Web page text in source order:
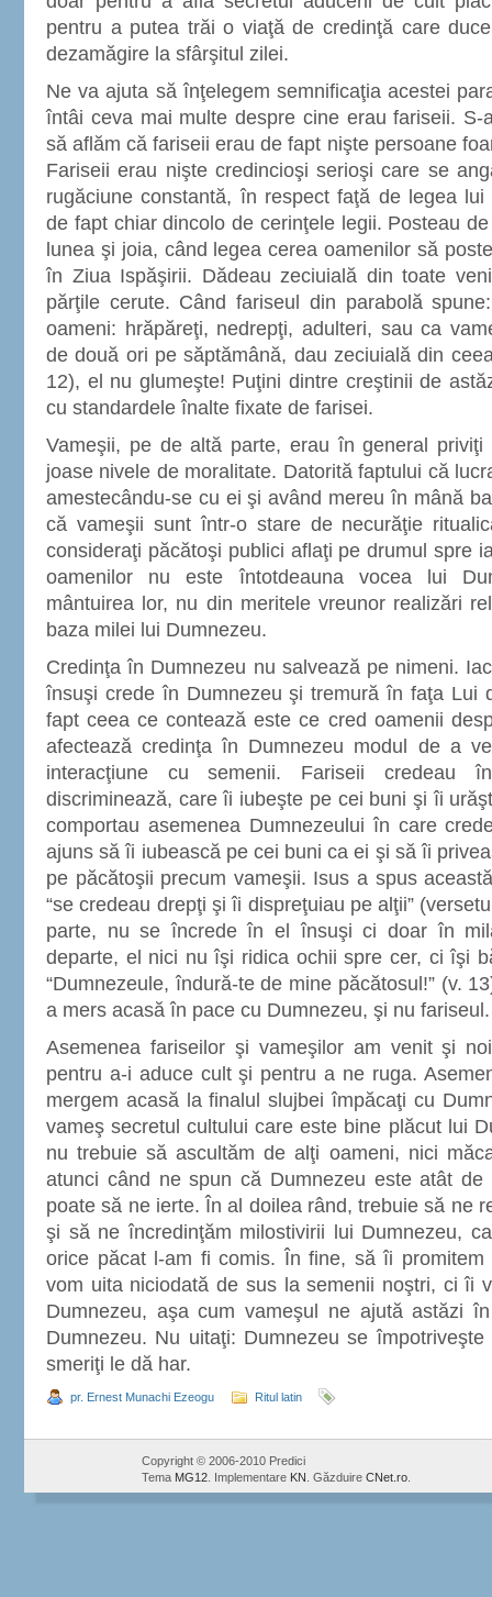
pentru a putea trăi o viaţă de credinţă care
dezamăgire la sfârşitul zilei.
Ne va ajuta să înţelegem semnificaţia acestei
întâi ceva mai multe despre cine erau fariseii. S-
să aflăm că fariseii erau de fapt nişte persoane
Fariseii erau nişte credincioşi serioşi care se
rugăciune constantă, în respect faţă de legea
de fapt chiar dincolo de cerinţele legii. Posteau
lunea şi joia, când legea cerea oamenilor să
în Ziua Ispăşirii. Dădeau zeciuială din toate
părţile cerute. Când fariseul din parabolă
oameni: hrăpăreţi, nedrepţi, adulteri, sau ca
de două ori pe săptămână, dau zeciuială din
12), el nu glumeşte! Puţini dintre creştinii de
cu standardele înalte fixate de farisei.
Vameşii, pe de altă parte, erau în general
joase nivele de moralitate. Datorită faptului că
amestecându-se cu ei şi având mereu în mână
că vameşii sunt într-o stare de necurăţie
consideraţi păcătoşi publici aflaţi pe drumul spre
oamenilor nu este întotdeauna vocea lui
mântuirea lor, nu din meritele vreunor realizări
baza milei lui Dumnezeu.
Credinţa în Dumnezeu nu salvează pe nimeni.
însuşi crede în Dumnezeu şi tremură în faţa Lui
fapt ceea ce contează este ce cred oamenii
afectează credinţa în Dumnezeu modul de a
interacţiune cu semenii. Fariseii credeau
discriminează, care îi iubeşte pe cei buni şi îi
comportau asemenea Dumnezeului în care
ajuns să îi iubească pe cei buni ca ei şi să îi
pe păcătoşii precum vameşii. Isus a spus
“se credeau drepţi şi îi dispreţuiau pe alţii”
parte, nu se încrede în el însuşi ci doar în
departe, el nici nu îşi ridica ochii spre cer, ci îşi
“Dumnezeule, îndură-te de mine păcătosul!” (v.
a mers acasă în pace cu Dumnezeu, şi nu fariseul.
Asemenea fariseilor şi vameşilor am venit şi
pentru a-i aduce cult şi pentru a ne ruga.
mergem acasă la finalul slujbei împăcaţi cu
vameş secretul cultului care este bine plăcut lui
nu trebuie să ascultăm de alţi oameni, nici
atunci când ne spun că Dumnezeu este atât
poate să ne ierte. În al doilea rând, trebuie să ne
şi să ne încredinţăm milostivirii lui Dumnezeu,
orice păcat l-am fi comis. În fine, să îi
vom uita niciodată de sus la semenii noştri, ci îi
Dumnezeu, aşa cum vameşul ne ajută astăzi
Dumnezeu. Nu uitaţi: Dumnezeu se
smeriţi le dă har.
pr. Ernest Munachi Ezeogu Ritul latin
Copyright © 2006-2010 Predici
Tema MG12 . Implementare KN . Găzduire CNet.ro